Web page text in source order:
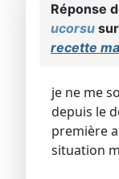
Réponse
ucorsu
recette
je ne me
depuis le
première
situation